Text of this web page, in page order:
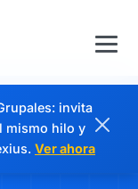
invita
mismo hilo y
Ver ahora